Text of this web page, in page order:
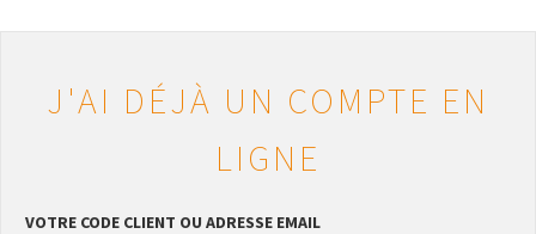
J'AI DÉJÀ UN COMPTE EN
LIGNE
VOTRE CODE CLIENT OU ADRESSE EMAIL